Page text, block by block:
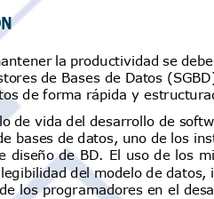
N
la productividad se
de Bases de Datos
de forma rápida y
de vida del desarrollo de
bases de datos, uno de los
diseño de BD. El usodelos
del modelo de
los programadores en el